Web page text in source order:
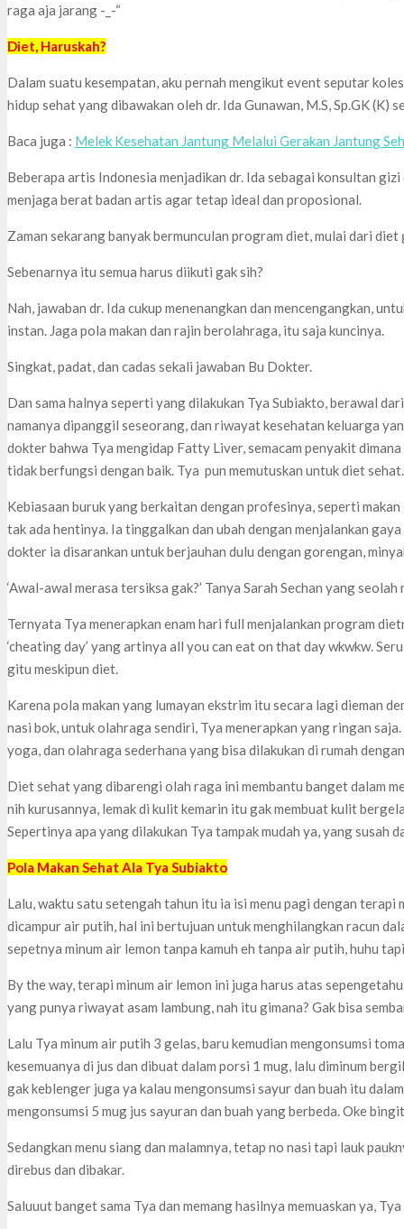
raga aja jarang -_-“
Diet, Haruskah?
Dalam suatu kesempatan, aku pernah mengikut event seputar
hidup sehat yang dibawakan oleh dr. Ida Gunawan, M.S, Sp.GK (K)
Baca juga : Melek Kesehatan Jantung Melalui Gerakan Jantung
Beberapa artis Indonesia menjadikan dr. Ida sebagai konsultan
menjaga berat badan artis agar tetap ideal dan proposional.
Zaman sekarang banyak bermunculan program diet, mulai dari
Sebenarnya itu semua harus diikuti gak sih?
Nah, jawaban dr. Ida cukup menenangkan dan mencengangkan,
instan. Jaga pola makan dan rajin berolahraga, itu saja kuncinya.
Singkat, padat, dan cadas sekali jawaban Bu Dokter.
Dan sama halnya seperti yang dilakukan Tya Subiakto, berawal
namanya dipanggil seseorang, dan riwayat kesehatan keluarga
dokter bahwa Tya mengidap Fatty Liver, semacam penyakit
tidak berfungsi dengan baik. Tya pun memutuskan untuk diet sehat.
Kebiasaan buruk yang berkaitan dengan profesinya, seperti
tak ada hentinya. Ia tinggalkan dan ubah dengan menjalankan
dokter ia disarankan untuk berjauhan dulu dengan gorengan,
‘Awal-awal merasa tersiksa gak?’ Tanya Sarah Sechan yang
Ternyata Tya menerapkan enam hari full menjalankan program
‘cheating day’ yang artinya all you can eat on that day wkwkw.
gitu meskipun diet.
Karena pola makan yang lumayan ekstrim itu secara lagi dieman
nasi bok, untuk olahraga sendiri, Tya menerapkan yang ringan
yoga, dan olahraga sederhana yang bisa dilakukan di rumah
Diet sehat yang dibarengi olah raga ini membantu banget dalam
nih kurusannya, lemak di kulit kemarin itu gak membuat kulit
Sepertinya apa yang dilakukan Tya tampak mudah ya, yang susah
Pola Makan Sehat Ala Tya Subiakto
Lalu, waktu satu setengah tahun itu ia isi menu pagi dengan terapi
dicampur air putih, hal ini bertujuan untuk menghilangkan racun
sepetnya minum air lemon tanpa kamuh eh tanpa air putih, huhu
By the way, terapi minum air lemon ini juga harus atas
yang punya riwayat asam lambung, nah itu gimana? Gak bisa
Lalu Tya minum air putih 3 gelas, baru kemudian mengonsumsi
kesemuanya di jus dan dibuat dalam porsi 1 mug, lalu diminum
gak keblenger juga ya kalau mengonsumsi sayur dan buah itu
mengonsumsi 5 mug jus sayuran dan buah yang berbeda. Oke
Sedangkan menu siang dan malamnya, tetap no nasi tapi lauk
direbus dan dibakar.
Saluuut banget sama Tya dan memang hasilnya memuaskan ya,